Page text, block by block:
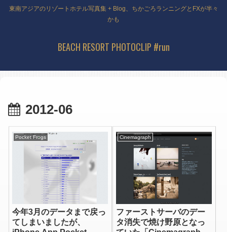
東南アジアのリゾートホテル写真集 + Blog、ちかごろランニングとFXが半々
かも
BEACH RESORT PHOTOCLIP #run
2012-06
Pocket Frogs
今年3月のデータまで戻っ
てしまいましたが、
Cinemagraph
ファーストサーバのデー
タ消失で焼け野原となっ